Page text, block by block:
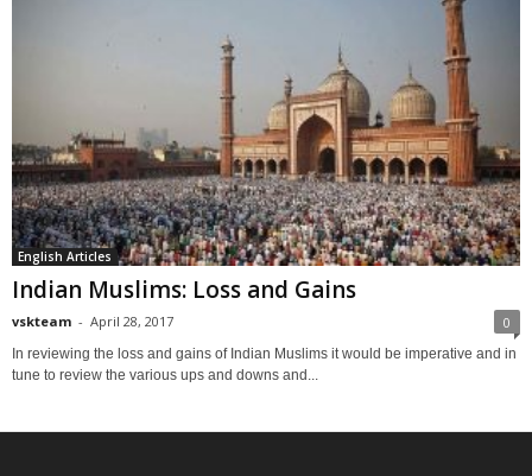
English Articles
Indian Muslims: Loss and Gains
vskteam - April 28, 2017 0
In reviewing the loss and gains of Indian Muslims it would be imperative and in
tune to review the various ups and downs and...